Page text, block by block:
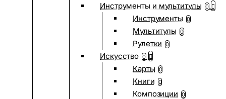
Инструменты и мультитулы 0
Инструменты 0
Мультитулы 0
Рулетки 0
Искусство 0
Карты 0
Книги 0
Композиции 0